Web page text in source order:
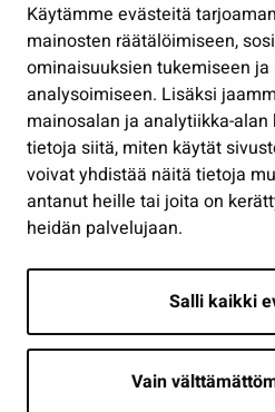
Käytämme evästeitä
mainosten räätälöimiseen,
ominaisuuksien tukemiseen
analysoimiseen. Lisäksi
mainosalan ja analytiikka-
tietoja siitä, miten käytät
voivat yhdistää näitä tietoja
antanut heille tai joita on
heidän palvelujaan.
Salli kaikki
Vain
Työ ja yrittäminen
Osallistu ja asioi
Näytä omat evästeasetukseni
Seuraa meitä